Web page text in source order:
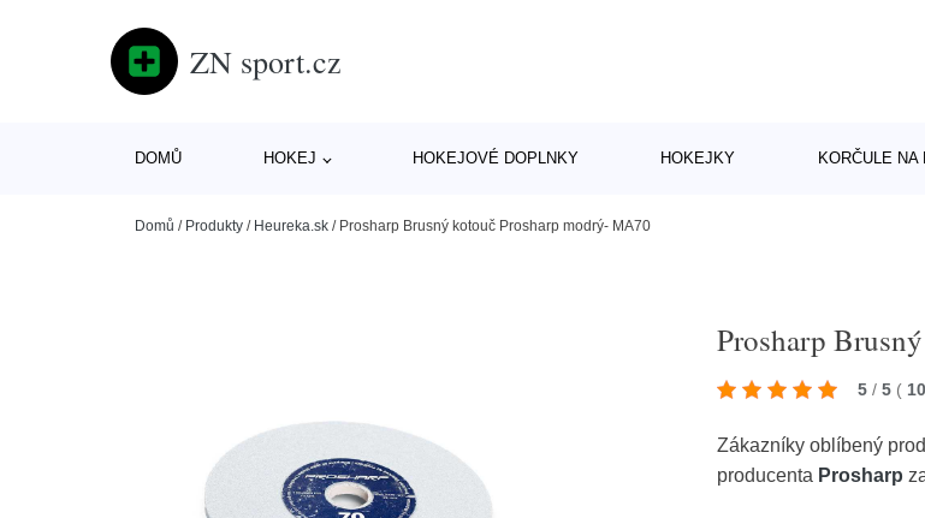
ZN sport.cz
DOMŮ HOKEJ HOKEJOVÉ DOPLNKY HOKEJKY KORČULE NA
Domů / Produkty / Heureka.sk / Prosharp Brusný kotouč Prosharp modrý- MA70
Prosharp
5 / 5 ( 10
Zákazníky oblíbený
producenta Prosharp